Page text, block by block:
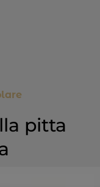
pitta